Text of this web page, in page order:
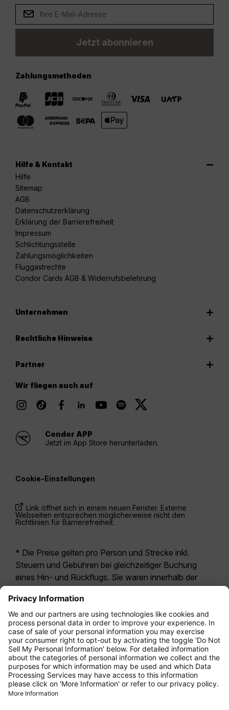
Jetzt abonnieren
Zahlungsmethoden
Hilfe & Kontakt
Hilfe
Sitemap
AGB
Datenschutzerklärung
Erklärung der Barrierefreiheit
Impressum
Schlichtungsstelle
Zahlungsmöglichkeiten
Fluggastrechte
Condor Cards AGB & Widerrufsbelehrung
Unternehmen
Rechtliche Hinweise
Partner
Wir fliegen auch auf
Condor APP
Jetzt im App Store herunterladen.
Cookie-Einstellungen
Link öffnet sich in einem neuen Fenster. Externe
Webseiten entsprechen möglicherweise nicht den
Richtlinien für Barrierefreiheit.
* Die Preise gelten pro Person und Strecke inkl.
Steuern und Gebühren bei gleichzeitiger Buchung
eines Hin- und Rückflugs. Sie waren innerhalb der
möglicherweise nicht mehr aktuell. Bei den für die
Economy Class angegebenen Tarifen handelt es
sich i.d.R. um Economy Zero, unsere restriktivste
Tarifoption. Es können hierfür zusätzliche Gebühren
fürAufgabegepäckoder für andere optionale
Leistungen anfallen. Es gelten dieAllgemeinen
Geschäftsbedingungen .